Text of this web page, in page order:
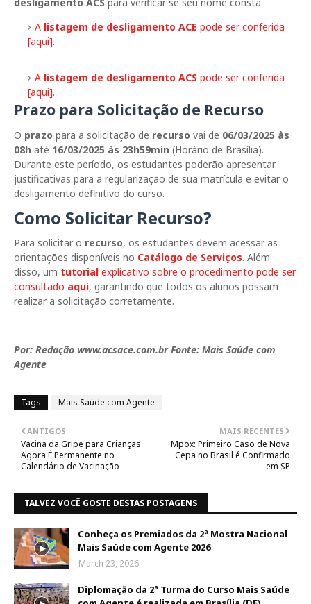
A listagem de desligamento ACE pode ser conferida
[aqui].
A listagem de desligamento ACS pode ser conferida
[aqui].
Prazo para Solicitação de Recurso
O prazo para a solicitação de recurso vai de 06/03/2025 às
08h até 16/03/2025 às 23h59min (Horário de Brasília).
Durante este período, os estudantes poderão apresentar
justificativas para a regularização de sua matrícula e evitar o
desligamento definitivo do curso.
Como Solicitar Recurso?
Para solicitar o recurso, os estudantes devem acessar as
orientações disponíveis no Catálogo de Serviços. Além
disso, um tutorial explicativo sobre o procedimento pode ser
consultado aqui, garantindo que todos os alunos possam
realizar a solicitação corretamente.
Por: Redação www.acsace.com.br Fonte: Mais Saúde com
Agente
Tags Mais Saúde com Agente
MAIS RECENTES
Mpox: Primeiro Caso de Nova
Cepa no Brasil é Confirmado
em SP
ANTIGOS
Vacina da Gripe para Crianças
Agora É Permanente no
Calendário de Vacinação
TALVEZ VOCÊ GOSTE DESTAS POSTAGENS
Conheça os Premiados da 2ª Mostra Nacional
Mais Saúde com Agente 2026
March 23, 2026
Diplomação da 2ª Turma do Curso Mais Saúde